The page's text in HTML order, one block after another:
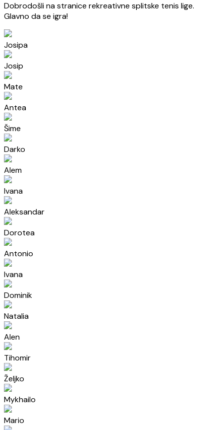
Dobrodošli na stranice rekreativne splitske tenis lige.
Glavno da se igra!
Josipa
Josip
Mate
Antea
Šime
Darko
Alem
Ivana
Aleksandar
Dorotea
Antonio
Ivana
Dominik
Natalia
Alen
Tihomir
Željko
Mykhailo
Mario